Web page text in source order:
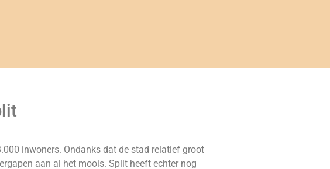
inwoners. Ondanks dat de stad relatief groot
aan al het moois. Split heeft echter nog